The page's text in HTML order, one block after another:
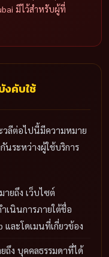
มีไว้สำหรับผู้ที่
งคับใช้
ลีต่อไปนี้มีความหมาย
นระหว่างผู้ใช้บริการ
ายถึง เว็บไซต์
เนินการภายใต้ชื่อ
และโดเมนที่เกี่ยวข้อง
ถึง บุคคลธรรมดาที่ได้